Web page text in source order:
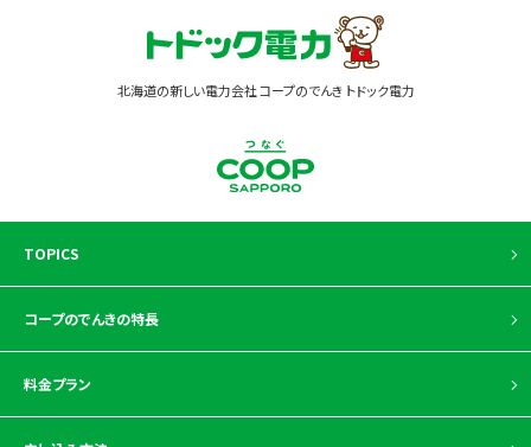
北海道の新しい電力会社 コープのでんき トドック電力
TOPICS
コープのでんきの特長
料金プラン